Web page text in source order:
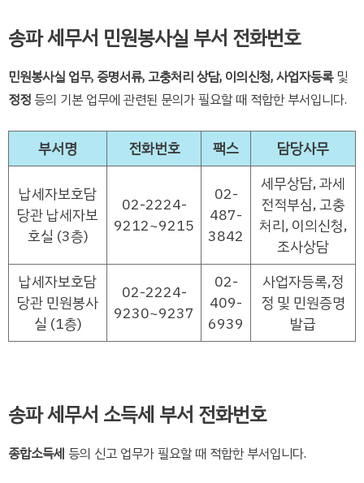
송파 세무서 민원봉사실 부서 전화번호
민원봉사실 업무, 증명서류, 고충처리 상담, 이의신청, 사업자등록및
정정 등의 기본 업무에 관련된 문의가 필요할 때 적합한 부서입니다.
부서명 전화번호 팩스 담당사무
납세자보호담
당관 납세자보
호실 (3층)
02-2224-
9212~9215
02-
487-
3842
세무상담, 과세
전적부심, 고충
처리, 이의신청,
조사상담
납세자보호담
당관 민원봉사
실 (1층)
02-2224-
9230~9237
02-
409-
6939
사업자등록,정
정 및 민원증명
발급
송파 세무서 소득세 부서 전화번호
종합소득세 등의 신고 업무가 필요할 때 적합한 부서입니다.